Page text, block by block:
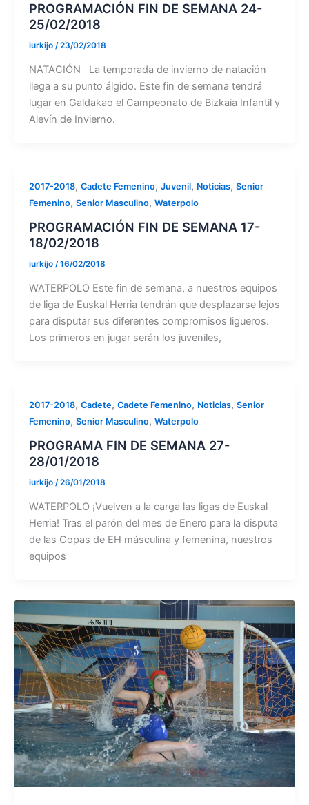
PROGRAMACIÓN FIN DE SEMANA 24-
25/02/2018
iurkijo /23/02/2018
NATACIÓN La temporada de invierno de natación
llega a su punto álgido. Este fin de semana tendrá
lugar en Galdakao el Campeonato de Bizkaia Infantil y
Alevín de Invierno.
2017-2018, Cadete Femenino, Juvenil, Noticias, Senior
Femenino, Senior Masculino, Waterpolo
PROGRAMACIÓN FIN DE SEMANA 17-
18/02/2018
iurkijo /16/02/2018
WATERPOLO Este fin de semana, a nuestros equipos
de liga de Euskal Herria tendrán que desplazarse lejos
para disputar sus diferentes compromisos ligueros.
Los primeros en jugar serán los juveniles,
2017-2018, Cadete, Cadete Femenino, Noticias, Senior
Femenino, Senior Masculino, Waterpolo
PROGRAMA FIN DE SEMANA 27-
28/01/2018
iurkijo /26/01/2018
WATERPOLO ¡Vuelven a la carga las ligas de Euskal
Herria! Tras el parón del mes de Enero para la disputa
de las Copas de EH másculina y femenina, nuestros
equipos